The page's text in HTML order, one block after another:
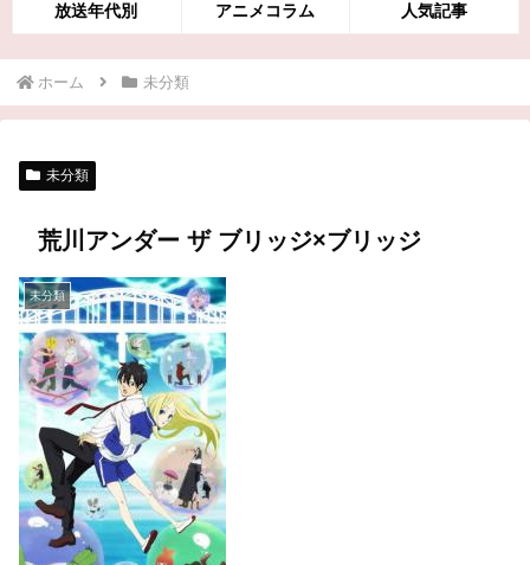
放送年代別 アニメコラム 人気記事
ホーム 未分類
未分類
荒川アンダー ザ ブリッジ×ブリッジ
未分類